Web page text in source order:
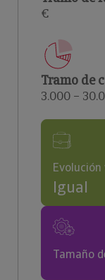
€
Tramo de
3.000 –
Igual
Tamaño